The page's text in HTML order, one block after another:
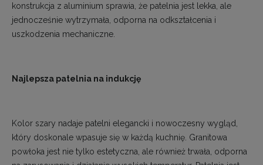
konstrukcja z aluminium sprawia, że patelnia jest lekka, ale
jednocześnie wytrzymała, odporna na odkształcenia i
uszkodzenia mechaniczne.
Najlepsza patelnia na indukcję
Kolor szary nadaje patelni elegancki i nowoczesny wygląd,
który doskonale wpasuje się w każdą kuchnię. Granitowa
powłoka jest nie tylko estetyczna, ale również trwała, odporna